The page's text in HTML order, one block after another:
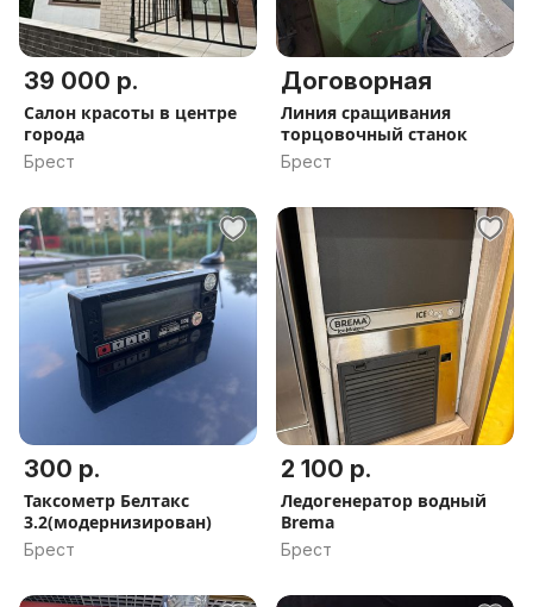
39 000 р.
Салон красоты в центре
города
Брест
Договорная
Линия сращивания
торцовочный станок
Брест
300 р.
Таксометр Белтакс
3.2(модернизирован)
Брест
2 100 р.
Ледогенератор водный
Brema
Брест